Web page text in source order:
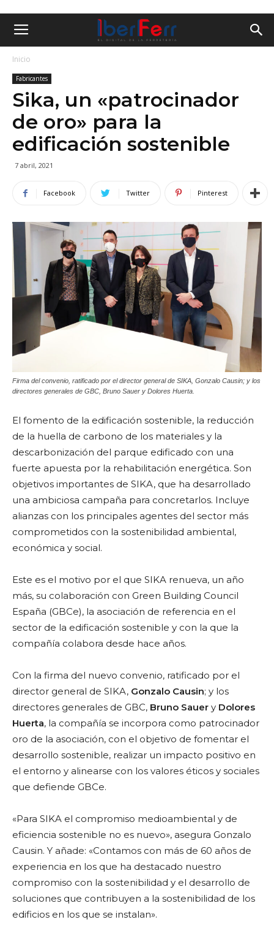
Inicio
Fabricantes
Sika, un «patrocinador
de oro» para la
edificación sostenible
7 abril, 2021
Facebook Twitter Pinterest
Firma del convenio, ratificado por el director general de SIKA, Gonzalo Causin; y los
directores generales de GBC, Bruno Sauer y Dolores Huerta.
El fomento de la edificación sostenible, la reducción
de la huella de carbono de los materiales y la
descarbonización del parque edificado con una
fuerte apuesta por la rehabilitación energética. Son
objetivos importantes de SIKA, que ha desarrollado
una ambiciosa campaña para concretarlos. Incluye
alianzas con los principales agentes del sector más
comprometidos con la sostenibilidad ambiental,
económica y social.
Este es el motivo por el que SIKA renueva, un año
más, su colaboración con Green Building Council
España (GBCe), la asociación de referencia en el
sector de la edificación sostenible y con la que la
compañía colabora desde hace años.
Con la firma del nuevo convenio, ratificado por el
director general de SIKA, Gonzalo Causin; y los
directores generales de GBC, Bruno Sauer y Dolores
Huerta, la compañía se incorpora como patrocinador
oro de la asociación, con el objetivo de fomentar el
desarrollo sostenible, realizar un impacto positivo en
el entorno y alinearse con los valores éticos y sociales
que defiende GBCe.
«Para SIKA el compromiso medioambiental y de
eficiencia sostenible no es nuevo», asegura Gonzalo
Causin. Y añade: «Contamos con más de 60 años de
experiencia en los que ha destacado nuestro
compromiso con la sostenibilidad y el desarrollo de
soluciones que contribuyen a la sostenibilidad de los
edificios en los que se instalan».